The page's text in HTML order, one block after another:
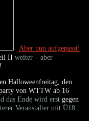
Aber nun aufgepasst!
II weiter – aber
Halloweenfreitag, den
von WTTW ab 16
das Ende wird erst gegen
Veranstalter mit Ü18